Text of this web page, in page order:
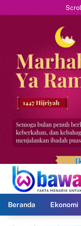
ke
Beranda Ekonomi